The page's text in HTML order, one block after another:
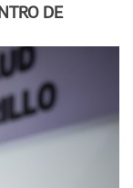
DE